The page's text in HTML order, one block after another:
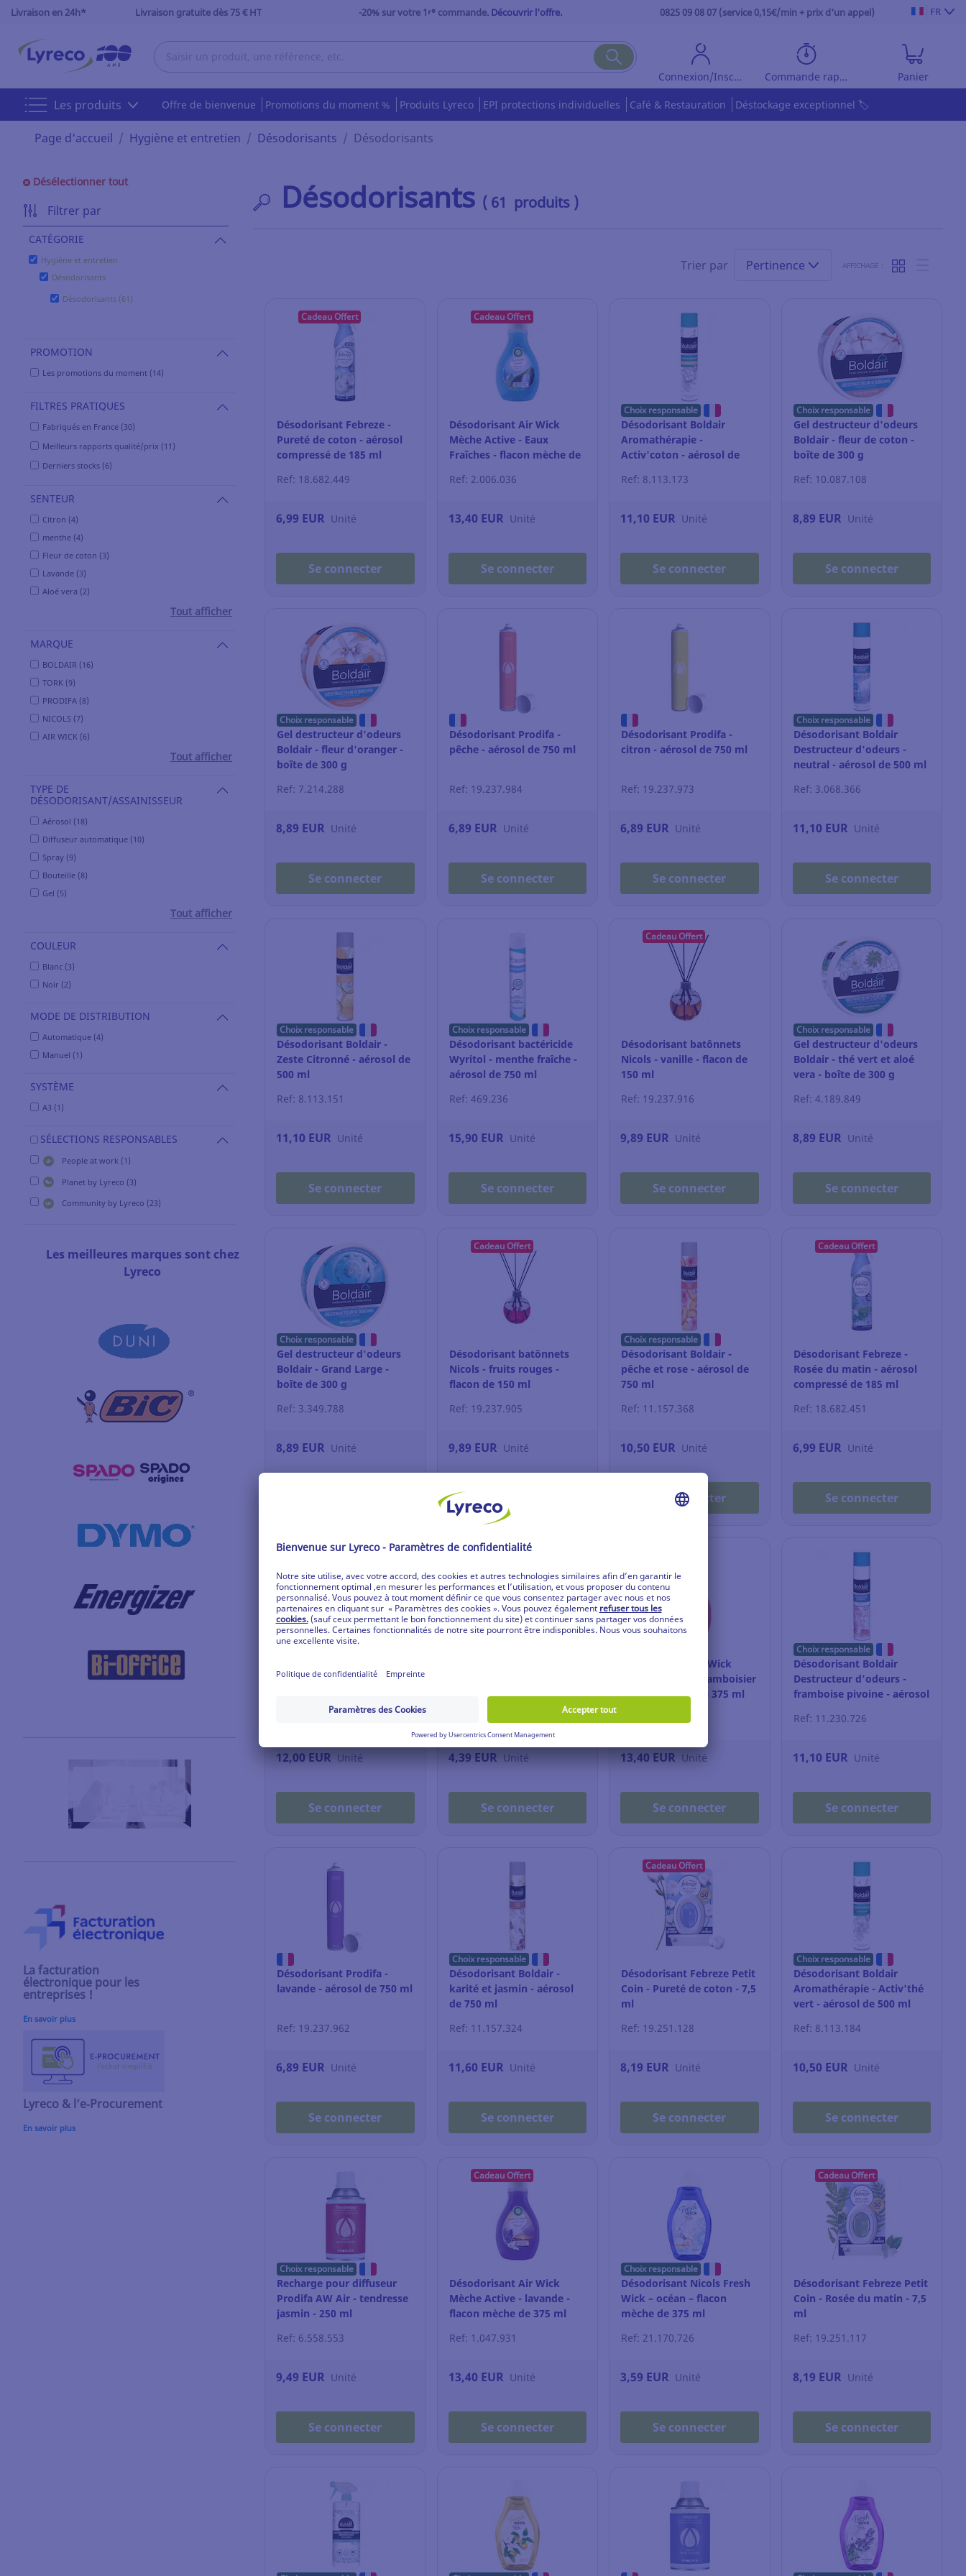
Livraison en 24h* Livraison gratuite dès 75 € HT -20% sur votre 1ʳᵉ commande. Découvrir l'offre. 0825 09 08 07 (service 0,15€/min + prix d'un appel) FR
Connexion/Inscription Commande rapide Panier
Les produits Offre de bienvenue Promotions du moment % Produits Lyreco EPI protections individuelles Café & Restauration Déstockage exceptionnel 🏷️
Page d'accueil Hygiène et entretien Désodorisants Désodorisants
Désélectionner tout
Filtrer par
CATÉGORIE
Hygiène et entretien
Désodorisants
Désodorisants (61)
PROMOTION
Les promotions du moment (14)
FILTRES PRATIQUES
Fabriqués en France (30)
Meilleurs rapports qualité/prix (11)
Derniers stocks (6)
SENTEUR
Citron (4)
menthe (4)
Fleur de coton (3)
Lavande (3)
Aloé vera (2)
Tout afficher
MARQUE
BOLDAIR (16)
TORK (9)
PRODIFA (8)
NICOLS (7)
AIR WICK (6)
Tout afficher
TYPE DE
DÉSODORISANT/ASSAINISSEUR
Aérosol (18)
Diffuseur automatique (10)
Spray (9)
Bouteille (8)
Gel (5)
Tout afficher
COULEUR
Blanc (3)
Noir (2)
MODE DE DISTRIBUTION
Automatique (4)
Manuel (1)
SYSTÈME
A3 (1)
SÉLECTIONS RESPONSABLES
People at work (1)
Planet by Lyreco (3)
Community by Lyreco (23)
Les meilleures marques sont chez
Lyreco
La facturation
électronique pour les
entreprises !
En savoir plus
Lyreco & l’e‑Procurement
En savoir plus
Désodorisants ( 61 produits )
Trier par Pertinence AFFICHAGE :
Cadeau Offert
Désodorisant Febreze -
Pureté de coton - aérosol
compressé de 185 ml
Ref: 18.682.449
6,99 EUR Unité
Se connecter
Cadeau Offert
Désodorisant Air Wick
Mèche Active - Eaux
Fraîches - flacon mèche de
Ref: 2.006.036
13,40 EUR Unité
Se connecter
Choix responsable
Désodorisant Boldair
Aromathérapie -
Activ'coton - aérosol de
Ref: 8.113.173
11,10 EUR Unité
Se connecter
Choix responsable
Gel destructeur d'odeurs
Boldair - fleur de coton -
boîte de 300 g
Ref: 10.087.108
8,89 EUR Unité
Se connecter
Choix responsable
Gel destructeur d'odeurs
Boldair - fleur d'oranger -
boîte de 300 g
Ref: 7.214.288
8,89 EUR Unité
Se connecter
Désodorisant Prodifa -
pêche - aérosol de 750 ml
Ref: 19.237.984
6,89 EUR Unité
Se connecter
Désodorisant Prodifa -
citron - aérosol de 750 ml
Ref: 19.237.973
6,89 EUR Unité
Se connecter
Choix responsable
Désodorisant Boldair
Destructeur d'odeurs -
neutral - aérosol de 500 ml
Ref: 3.068.366
11,10 EUR Unité
Se connecter
Choix responsable
Désodorisant Boldair -
Zeste Citronné - aérosol de
500 ml
Ref: 8.113.151
11,10 EUR Unité
Se connecter
Choix responsable
Désodorisant bactéricide
Wyritol - menthe fraîche -
aérosol de 750 ml
Ref: 469.236
15,90 EUR Unité
Se connecter
Cadeau Offert
Désodorisant batônnets
Nicols - vanille - flacon de
150 ml
Ref: 19.237.916
9,89 EUR Unité
Se connecter
Choix responsable
Gel destructeur d'odeurs
Boldair - thé vert et aloé
vera - boîte de 300 g
Ref: 4.189.849
8,89 EUR Unité
Se connecter
Choix responsable
Gel destructeur d'odeurs
Boldair - Grand Large -
boîte de 300 g
Ref: 3.349.788
8,89 EUR Unité
Cadeau Offert
Désodorisant batônnets
Nicols - fruits rouges -
flacon de 150 ml
Ref: 19.237.905
9,89 EUR Unité
Choix responsable
Désodorisant Boldair -
pêche et rose - aérosol de
750 ml
Ref: 11.157.368
10,50 EUR Unité
Se connecter
Cadeau Offert
Désodorisant Febreze -
Rosée du matin - aérosol
compressé de 185 ml
Ref: 18.682.451
6,99 EUR Unité
Se connecter
Boldair - karité et monoï -
12,00 EUR Unité
Se connecter
Ref: 19.238.021
4,39 EUR Unité
Se connecter
Désodorisant Air Wick
Mèche Active - Framboisier
- flacon mèche de 375 ml
13,40 EUR Unité
Se connecter
Choix responsable
Désodorisant Boldair
Destructeur d'odeurs -
framboise pivoine - aérosol
Ref: 11.230.726
11,10 EUR Unité
Se connecter
Désodorisant Prodifa -
lavande - aérosol de 750 ml
Ref: 19.237.962
6,89 EUR Unité
Se connecter
Choix responsable
Désodorisant Boldair -
karité et jasmin - aérosol
de 750 ml
Ref: 11.157.324
11,60 EUR Unité
Se connecter
Cadeau Offert
Désodorisant Febreze Petit
Coin - Pureté de coton - 7,5
ml
Ref: 19.251.128
8,19 EUR Unité
Se connecter
Choix responsable
Désodorisant Boldair
Aromathérapie - Activ'thé
vert - aérosol de 500 ml
Ref: 8.113.184
10,50 EUR Unité
Se connecter
Choix responsable
Recharge pour diffuseur
Prodifa AW Air - tendresse
jasmin - 250 ml
Ref: 6.558.553
9,49 EUR Unité
Se connecter
Cadeau Offert
Désodorisant Air Wick
Mèche Active - lavande -
flacon mèche de 375 ml
Ref: 1.047.931
13,40 EUR Unité
Se connecter
Choix responsable
Désodorisant Nicols Fresh
Wick – océan – flacon
mèche de 375 ml
Ref: 21.170.726
3,59 EUR Unité
Se connecter
Cadeau Offert
Désodorisant Febreze Petit
Coin - Rosée du matin - 7,5
ml
Ref: 19.251.117
8,19 EUR Unité
Se connecter